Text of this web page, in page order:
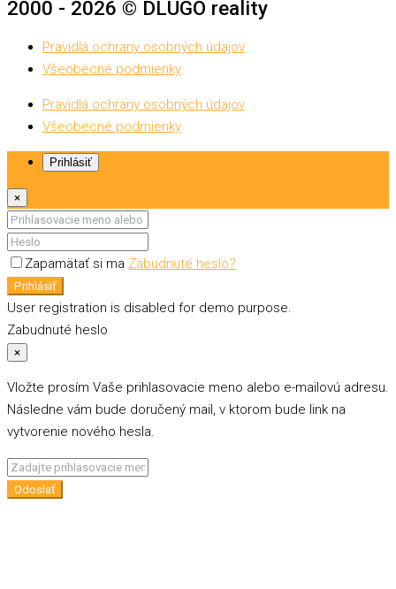
2000 - 2026 © DLUGO reality
Pravidlá ochrany osobných údajov
Všeobecné podmienky
Pravidlá ochrany osobných údajov
Všeobecné podmienky
Prihlásiť
×
Zapamätať si ma Zabudnuté heslo?
Prihlásiť
User registration is disabled for demo purpose.
Zabudnuté heslo
×
Vložte prosím Vaše prihlasovacie meno alebo e-mailovú adresu.
Následne vám bude doručený mail, v ktorom bude link na
vytvorenie nového hesla.
Odoslať